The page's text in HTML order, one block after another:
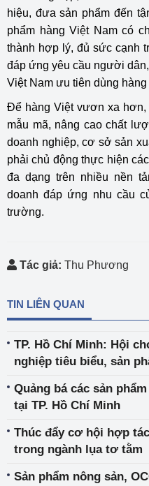
hiệu, đưa sản phẩm đến
phẩm hàng Việt Nam có
thành hợp lý, đủ sức cạnh
đáp ứng yêu cầu người
Việt Nam ưu tiên dùng hàng
Để hàng Việt vươn xa hơn,
mẫu mã, nâng cao chất
doanh nghiệp, cơ sở sản
phải chủ động thực hiện
đa dạng trên nhiều nền
doanh đáp ứng nhu cầu
trường.
Tác giả: Thu Phương
TIN LIÊN QUAN
TP. Hồ Chí Minh: Hội
nghiệp tiêu biểu, sản
Quảng bá các sản
tại TP. Hồ Chí Minh
Thúc đẩy cơ hội hợp
trong ngành lụa tơ tằm
Sản phẩm nông sản,